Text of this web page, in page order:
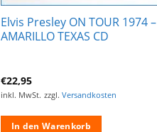
Elvis Presley ON TOUR 1974 –
AMARILLO TEXAS CD
€22,95
inkl. MwSt. zzgl. Versandkosten
In den Warenkorb